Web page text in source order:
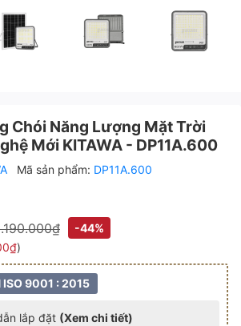
Năng Lượng Mặt Trời 600W Công Nghệ Mới
Pha Chống Chói Năng Lượng Mặt Trời
Đèn Pha Chống Chói Năng
Đèn Pha Chống
Chói Năng Lượng Mặt Trời
Mới KITAWA - DP11A.600
Mã sản phẩm: DP11A.600
-44%
)
ISO 9001 : 2015
lắp đặt (Xem chi tiết)